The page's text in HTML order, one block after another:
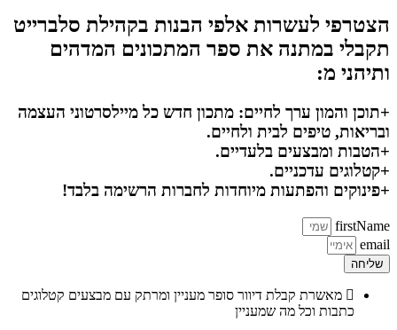
הצטרפי לעשרות אלפי הבנות בקהילת סלברייט
תקבלי במתנה את ספר המתכונים המדהים
ותיהני מ:
+תוכן והמון ערך לחיים: מתכון חדש כל מיילסרטוני העצמה
ובריאות, טיפים לבית ולחיים.
+הטבות ומבצעים בלעדיים.
+קטלוגים עדכניים.
+פינוקים והפתעות מיוחדות לחברות הרשימה בלבד!
firstName
email
שליחה
מאשרת קבלת דיוור סופר מעניין ומרתק עם מבצעים קטלוגים
כתבות וכל מה שמעניין